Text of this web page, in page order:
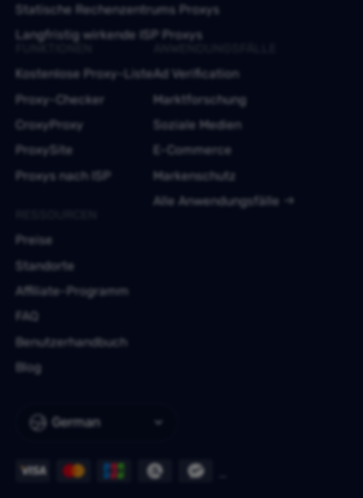
German
Statische Rechenzentrums Proxys
Langfristig wirkende ISP Proxys
Kostenlose Proxy-Liste
Proxy-Checker
CroxyProxy
ProxySite
Proxys nach ISP
Ad Verification
Marktforschung
Soziale Medien
E-Commerce
Markenschutz
Alle Anwendungsfälle
Preise
Standorte
Affiliate-Programm
FAQ
Benutzerhandbuch
Blog